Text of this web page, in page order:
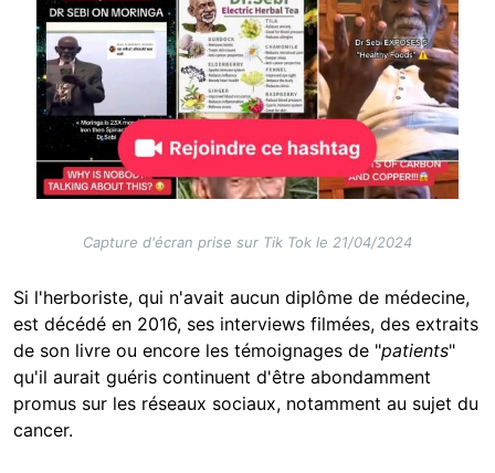
Capture d'écran prise sur Tik Tok le 21/04/2024
Si l'herboriste, qui n'avait aucun diplôme de médecine,
est décédé en 2016, ses interviews filmées, des extraits
de son livre ou encore les témoignages de "patients"
qu'il aurait guéris continuent d'être abondamment
promus sur les réseaux sociaux, notamment au sujet du
cancer.